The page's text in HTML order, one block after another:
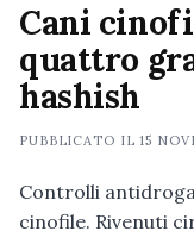
Cani
quattro
hashish
PUBBLICATO IL15
Controlli
cinofile. Rivenuti